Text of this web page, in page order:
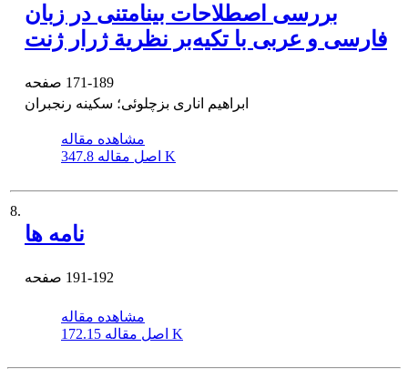
بررسی اصطلاحات بینامتنی در زبان
فارسی و عربی با تکیه‌بر نظریة ژرار ژنت
171-189
ابراهیم اناری بزچلوئی؛ سکینه رنجبران
مشاهده مقاله
اصل مقاله 347.8 K
8.
نامه ها
191-192
مشاهده مقاله
اصل مقاله 172.15 K